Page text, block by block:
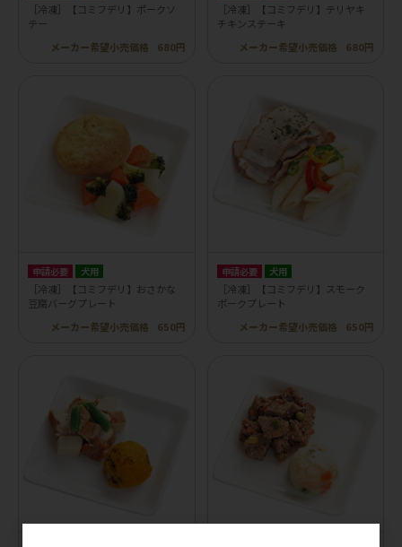
［冷凍］【コミフデリ】ポークソ
テー
メーカー希望小売価格
680円
［冷凍］【コミフデリ】テリヤキ
チキンステーキ
メーカー希望小売価格
680円
申請必要 犬用
［冷凍］【コミフデリ】おさかな
豆腐バーグプレート
メーカー希望小売価格
650円
申請必要 犬用
［冷凍］【コミフデリ】スモーク
ポークプレート
メーカー希望小売価格
650円